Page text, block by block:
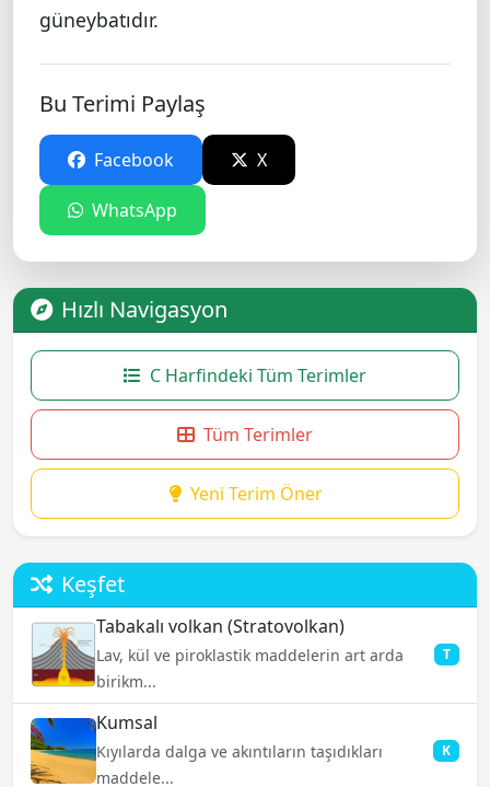
güneybatıdır.
Bu Terimi Paylaş
Facebook X
WhatsApp
Hızlı Navigasyon
C Harfindeki Tüm Terimler
Tüm Terimler
Yeni Terim Öner
Keşfet
Tabakalı volkan (Stratovolkan)
Lav, kül ve piroklastik maddelerin art arda
birikm...
T
Kumsal
Kıyılarda dalga ve akıntıların taşıdıkları
maddele...
K